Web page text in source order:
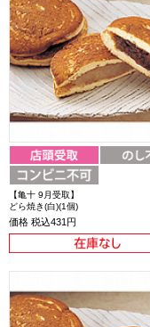
【亀十 9月受取】
どら焼き(白)(1個)
価格 税込431円